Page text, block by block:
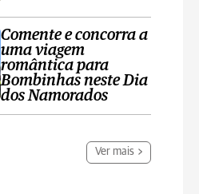
Comente e concorra a
uma viagem
romântica para
Bombinhas neste Dia
dos Namorados
Ver mais